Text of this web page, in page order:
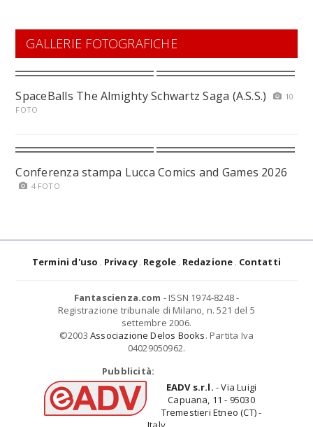
GALLERIE FOTOGRAFICHE
SpaceBalls The Almighty Schwartz Saga (A.S.S.)
10
FOTO
Conferenza stampa Lucca Comics and Games 2026
4 FOTO
Termini d'uso Privacy Regole Redazione Contatti
Fantascienza.com - ISSN 1974-8248 -
Registrazione tribunale di Milano, n. 521 del 5
settembre 2006.
©2003 Associazione Delos Books. Partita Iva
04029050962.
Pubblicità:
EADV s.r.l. - Via Luigi
Capuana, 11 - 95030
Tremestieri Etneo (CT) -